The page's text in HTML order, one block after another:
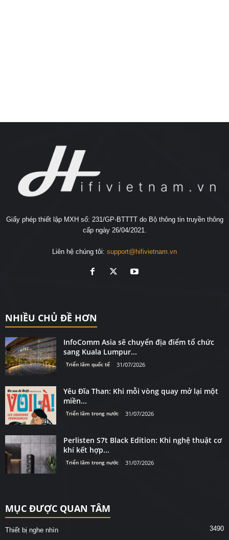
Giấy phép thiết lập MXH số: 231/GP-BTTTT do Bộ thông tin truyền thông
cấp ngày 26/04/2021.
Liên hệ chúng tôi: support@hifivietnam.vn
NHIỀU CHỦ ĐỀ HƠN
InfoComm Asia sẽ chuyển địa điểm tổ chức
sang Kuala Lumpur...
Triển lãm quốc tế 31/07/2026
Yêu Đĩa Than: Khi mỗi vòng quay mở lại một
miền...
Triển lãm trong nước 31/07/2026
Perlisten S7t Black Edition: Khi nghệ thuật cơ
khí kết hợp...
Triển lãm trong nước 31/07/2026
MỤC ĐƯỢC QUAN TÂM
Thiết bị nghe nhìn 3490